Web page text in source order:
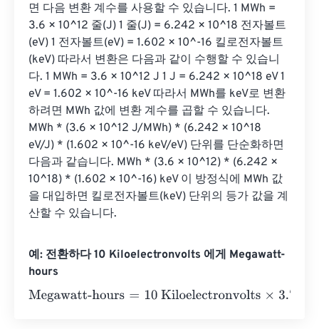
면 다음 변환 계수를 사용할 수 있습니다. 1 MWh =
3.6 × 10^12 줄(J) 1 줄(J) = 6.242 × 10^18 전자볼트
(eV) 1 전자볼트(eV) = 1.602 × 10^-16 킬로전자볼트
(keV) 따라서 변환은 다음과 같이 수행할 수 있습니
다. 1 MWh = 3.6 × 10^12 J 1 J = 6.242 × 10^18 eV 1
eV = 1.602 × 10^-16 keV 따라서 MWh를 keV로 변환
하려면 MWh 값에 변환 계수를 곱할 수 있습니다.
MWh * (3.6 × 10^12 J/MWh) * (6.242 × 10^18
eV/J) * (1.602 × 10^-16 keV/eV) 단위를 단순화하면
다음과 같습니다. MWh * (3.6 × 10^12) * (6.242 ×
10^18) * (1.602 × 10^-16) keV 이 방정식에 MWh 값
을 대입하면 킬로전자볼트(keV) 단위의 등가 값을 계
산할 수 있습니다.
예: 전환하다 10 Kiloelectronvolts 에게 Megawatt-
hours
Megawatt-hours=10 Kiloelectronvolts×